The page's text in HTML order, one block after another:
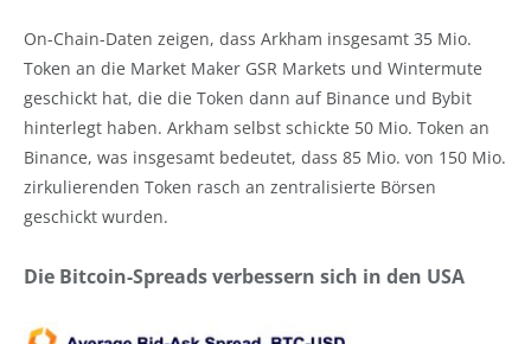
On-Chain-Daten zeigen, dass Arkham insgesamt 35 Mio.
Token an die Market Maker GSR Markets und Wintermute
geschickt hat, die die Token dann auf Binance und Bybit
hinterlegt haben. Arkham selbst schickte 50 Mio. Token an
Binance, was insgesamt bedeutet, dass 85 Mio. von 150 Mio.
zirkulierenden Token rasch an zentralisierte Börsen
geschickt wurden.
Die Bitcoin-Spreads verbessern sich in den USA